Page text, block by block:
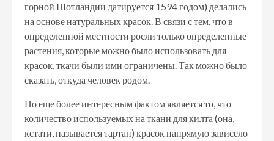
горной Шотландии датируется 1594 годом) делались
на основе натуральных красок. В связи с тем, что в
определенной местности росли только определенные
растения, которые можно было использовать для
красок, ткачи были ими ограничены. Так можно было
сказать, откуда человек родом.
Но еще более интересным фактом является то, что
количество используемых на ткани для килта (она,
кстати, называется тартан) красок напрямую зависело